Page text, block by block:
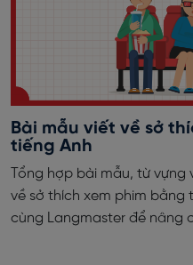
Bài mẫu viết về sở
tiếng Anh
Tổng hợp bài mẫu, từ
về sở thích xem phim bằng
cùng Langmaster để nâng